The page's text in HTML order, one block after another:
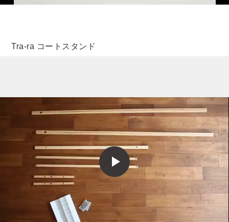
Tra-ra コートスタンド